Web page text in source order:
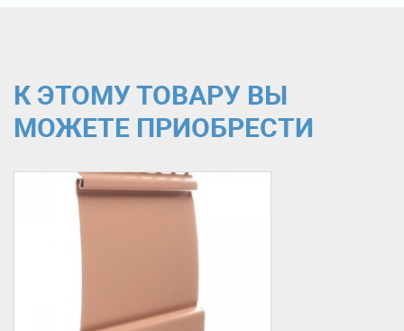
К ЭТОМУ ТОВАРУ ВЫ
МОЖЕТЕ ПРИОБРЕСТИ